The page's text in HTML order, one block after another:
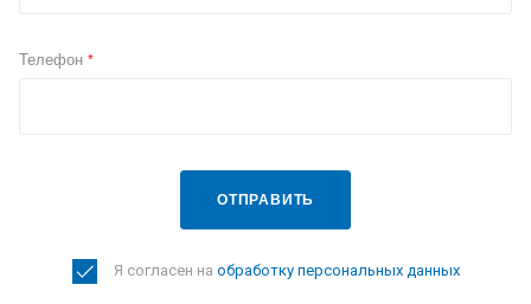
Телефон *
ОТПРАВИТЬ
Я согласен на обработку персональных данных